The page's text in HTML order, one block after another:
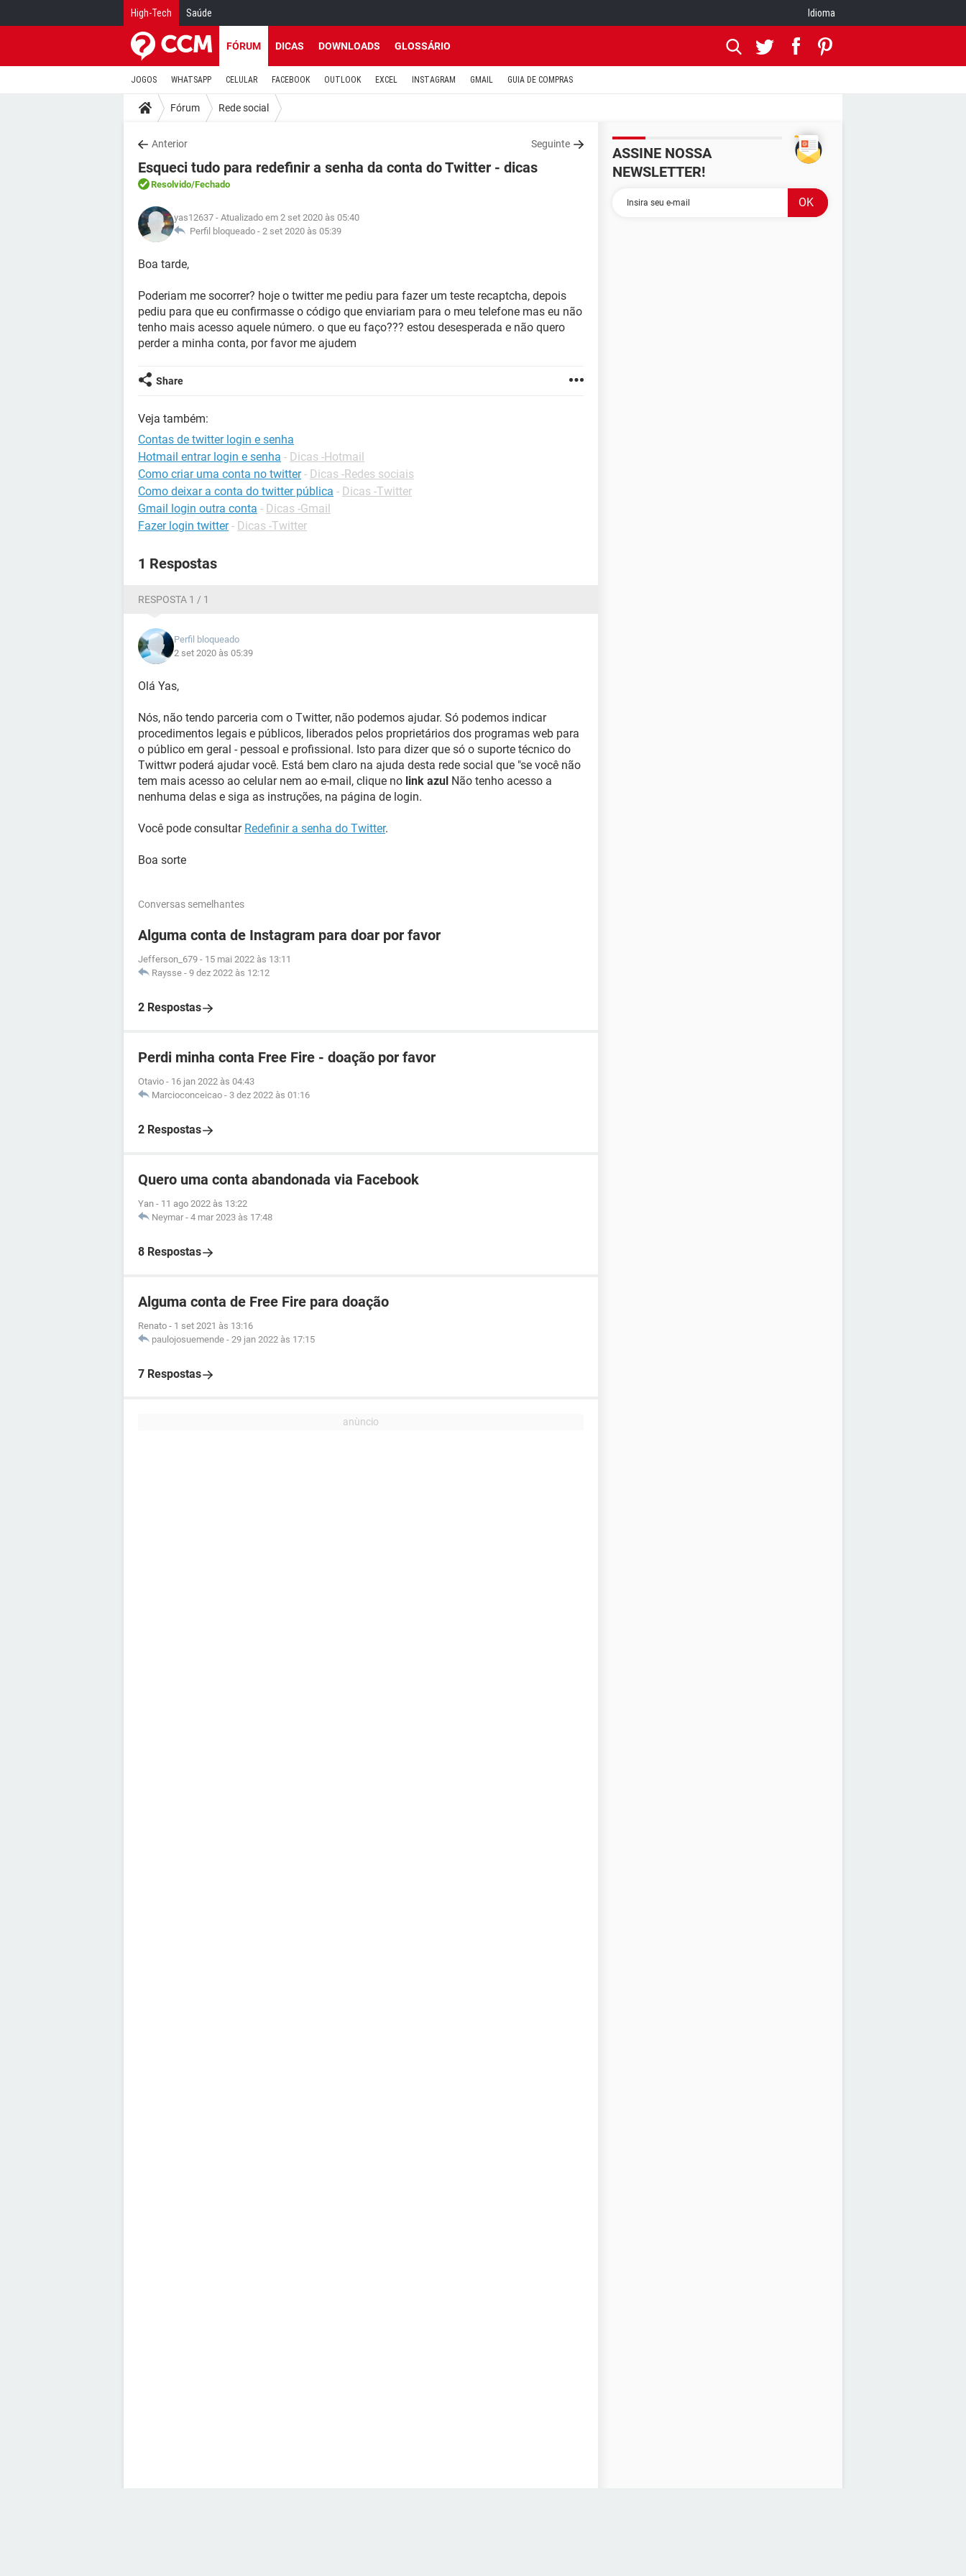
High-Tech Saúde Idioma
FÓRUM DICAS DOWNLOADS GLOSSÁRIO
JOGOS WHATSAPP CELULAR FACEBOOK OUTLOOK EXCEL INSTAGRAM GMAIL GUIA DE COMPRAS
Fórum Rede social
Anterior Seguinte
Esqueci tudo para redefinir a senha da conta do Twitter - dicas
Resolvido/Fechado
yas12637 - Atualizado em 2 set 2020 às 05:40
Perfil bloqueado - 2 set 2020 às 05:39
Boa tarde,
Poderiam me socorrer? hoje o twitter me pediu para fazer um teste recaptcha, depois
pediu para que eu confirmasse o código que enviariam para o meu telefone mas eu não
tenho mais acesso aquele número. o que eu faço??? estou desesperada e não quero
perder a minha conta, por favor me ajudem
Share
Veja também:
Contas de twitter login e senha
Hotmail entrar login e senha - Dicas -Hotmail
Como criar uma conta no twitter - Dicas -Redes sociais
Como deixar a conta do twitter pública - Dicas -Twitter
Gmail login outra conta - Dicas -Gmail
Fazer login twitter - Dicas -Twitter
1 Respostas
RESPOSTA 1 / 1
Perfil bloqueado
2 set 2020 às 05:39
Olá Yas,
Nós, não tendo parceria com o Twitter, não podemos ajudar. Só podemos indicar
procedimentos legais e públicos, liberados pelos proprietários dos programas web para
o público em geral - pessoal e profissional. Isto para dizer que só o suporte técnico do
Twittwr poderá ajudar você. Está bem claro na ajuda desta rede social que "se você não
tem mais acesso ao celular nem ao e-mail, clique no link azul Não tenho acesso a
nenhuma delas e siga as instruções, na página de login.
Você pode consultar Redefinir a senha do Twitter.
Boa sorte
Conversas semelhantes
Alguma conta de Instagram para doar por favor
Jefferson_679 - 15 mai 2022 às 13:11
Raysse - 9 dez 2022 às 12:12
2 Respostas
Perdi minha conta Free Fire - doação por favor
Otavio - 16 jan 2022 às 04:43
Marcioconceicao - 3 dez 2022 às 01:16
2 Respostas
Quero uma conta abandonada via Facebook
Yan - 11 ago 2022 às 13:22
Neymar - 4 mar 2023 às 17:48
8 Respostas
Alguma conta de Free Fire para doação
Renato - 1 set 2021 às 13:16
paulojosuemende - 29 jan 2022 às 17:15
7 Respostas
ASSINE NOSSA
NEWSLETTER!